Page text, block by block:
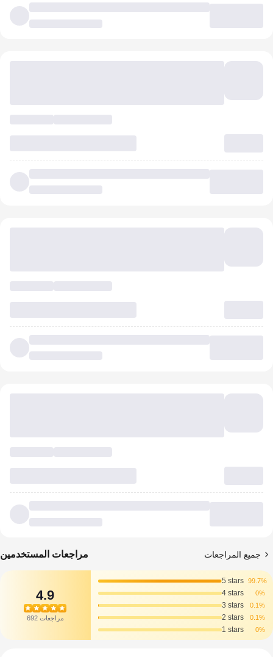
مراجعات المستخدمين جميع المراجعات
4.9
692 مراجعات
5 stars 99.7%
4 stars 0%
3 stars 0.1%
2 stars 0.1%
1 stars 0%